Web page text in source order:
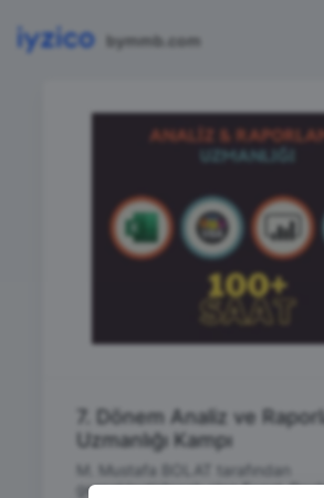
bymmb.com
7. Dönem Analiz ve
Uzmanlığı Kampı
M. Mustafa BOLAT tarafından
gerçekleştirilecek olan Excel,